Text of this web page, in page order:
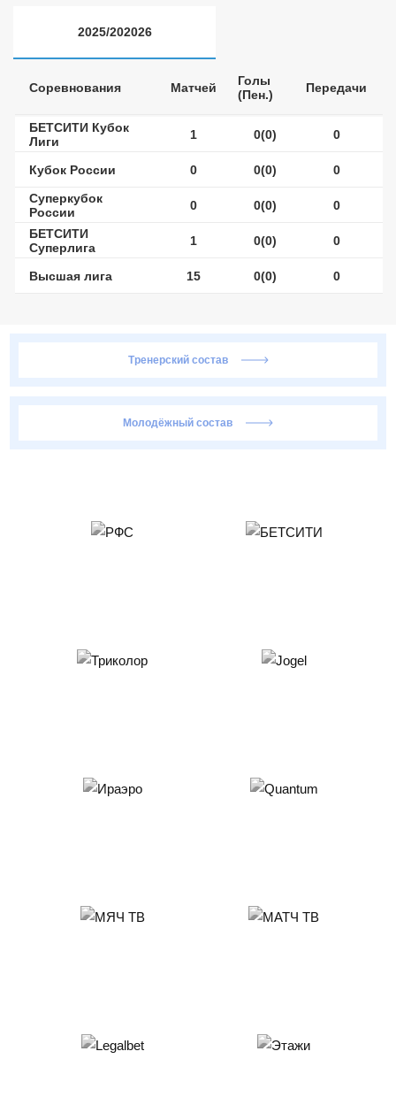
2025/202026
Соревнования Матчей
Голы
(Пен.)
Передачи
БЕТСИТИ Кубок
Лиги
1 0(0) 0
Кубок России 0 0(0)
0
Суперкубок
России
0 0(0)
0
БЕТСИТИ
Суперлига
1 0(0) 0
Высшая лига 15 0(0) 0
Тренерский состав
Молодёжный состав